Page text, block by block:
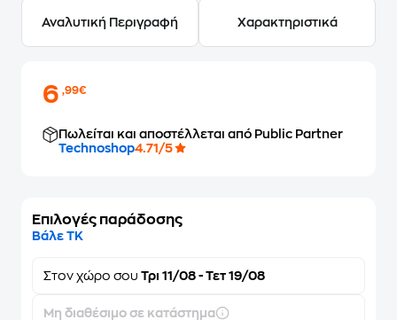
Αναλυτική Περιγραφή Χαρακτηριστικά
6,99€
Πωλείται και αποστέλλεται από Public Partner
Technoshop4.71/5
Επιλογές παράδοσης
Βάλε ΤΚ
Στον χώρο σου Τρι 11/08 - Τετ 19/08
Μη διαθέσιμο σε κατάστημα